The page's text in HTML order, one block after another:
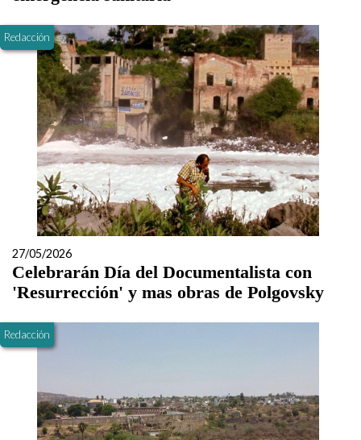
Redacción
27/05/2026
Celebrarán Día del Documentalista con
'Resurrección' y mas obras de Polgovsky
Redacción